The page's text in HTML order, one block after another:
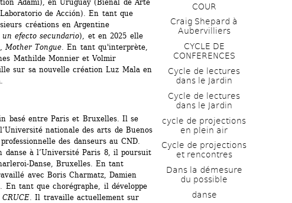
Adami), en Uruguay (Bienal de Arte
de Acción). En tant que
créations en Argentine
efecto secundario), et en 2025 elle
Mother Tongue. En tant qu'interprète,
Mathilde Monnier et Volmir
sur sa nouvelle création Luz Mala en
basé entre Paris et Bruxelles. Il se
nationale des arts de Buenos
des danseurs au CND.
danse à l’Université Paris 8, il poursuit
Danse, Bruxelles. En tant
avec Boris Charmatz, Damien
tant que chorégraphe, il développe
CRUCE. Il travaille actuellement sur
COUR
Craig Shepard à
Aubervilliers
CYCLE DE
CONFERENCES
Cycle de lectures
dans le Jardin
Cycle de lectures
dans le Jardin
cycle de projections
en plein air
Cycle de projections
et rencontres
Dans la démesure
du possible
danse